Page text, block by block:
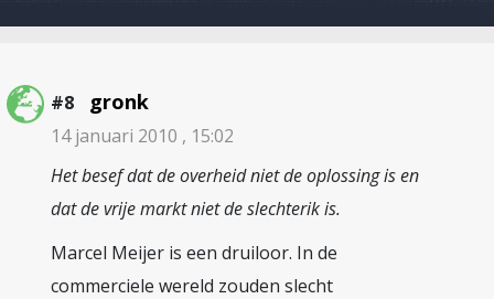
#8 gronk
14 januari 2010 , 15:02
Het besef dat de overheid niet de oplossing is en
dat de vrije markt niet de slechterik is.
Marcel Meijer is een druiloor. In de
commerciele wereld zouden slecht